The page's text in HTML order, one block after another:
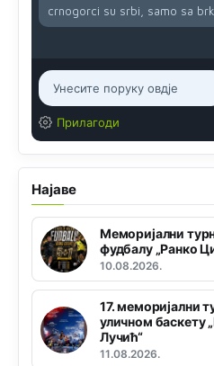
crnogorci su srbi, samo sa
Прилагоди
Најаве
Меморијални
фудбалу „Ранко
10.08.2026.
17. меморијални
уличном баскету
Лучић“
11.08.2026.